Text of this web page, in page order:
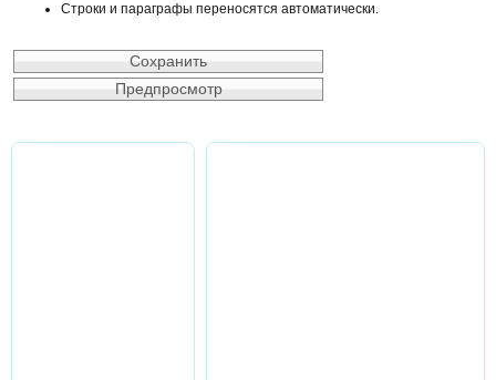
Строки и параграфы переносятся автоматически.